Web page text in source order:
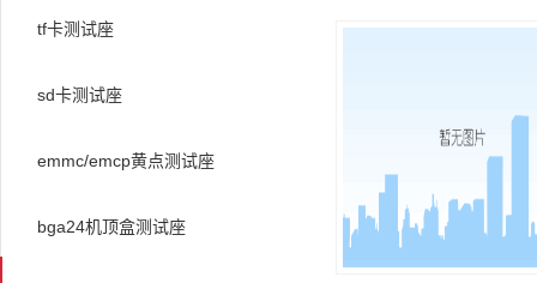
tf卡测试座
sd卡测试座
emmc/emcp黄点测试座
bga24机顶盒测试座